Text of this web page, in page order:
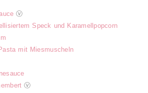
ⓥ
Speck und Karamellpopcorn
mit Miesmuscheln
ⓥ